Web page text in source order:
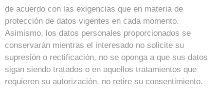
de acuerdo con las exigencias que en materia de
protección de datos vigentes en cada momento.
Asimismo, los datos personales proporcionados se
conservarán mientras el interesado no solicite su
supresión o rectificación, no se oponga a que sus datos
sigan siendo tratados o en aquellos tratamientos que
requieren su autorización, no retire su consentimiento.